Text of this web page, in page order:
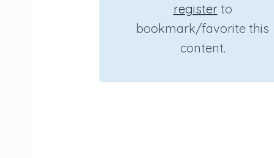
registerto
bookmark/favorite this
content.